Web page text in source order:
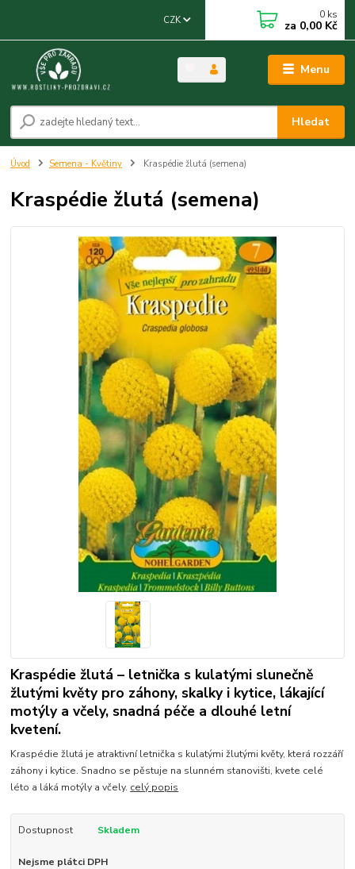
Menu
CZK
Hledat
0 ks
za 0,00 Kč
Úvod Semena - Květiny Kraspédie žlutá (semena)
Kraspédie žlutá (semena)
Kraspédie žlutá – letnička s kulatými slunečně
žlutými květy pro záhony, skalky i kytice, lákající
motýly a včely, snadná péče a dlouhé letní
kvetení.
Kraspédie žlutá je atraktivní letnička s kulatými žlutými květy, která rozzáří
záhony i kytice. Snadno se pěstuje na slunném stanovišti, kvete celé
léto a láká motýly a včely. celý popis
Dostupnost Skladem
Nejsme plátci DPH